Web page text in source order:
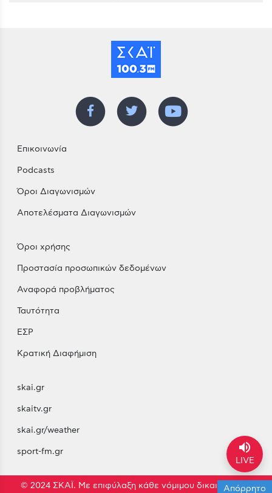
Επικοινωνία
Podcasts
Όροι Διαγωνισμών
Αποτελέσματα Διαγωνισμών
Όροι χρήσης
Προστασία προσωπικών δεδομένων
Αναφορά προβλήματος
Ταυτότητα
ΕΣΡ
Κρατική Διαφήμιση
skai.gr
skaitv.gr
skai.gr/weather
sport-fm.gr
Απόρρητο
© 2024 ΣΚΑΪ. Με επιφύλαξη κάθε νόμιμου δικαιώματος.
volume_up
LIVE